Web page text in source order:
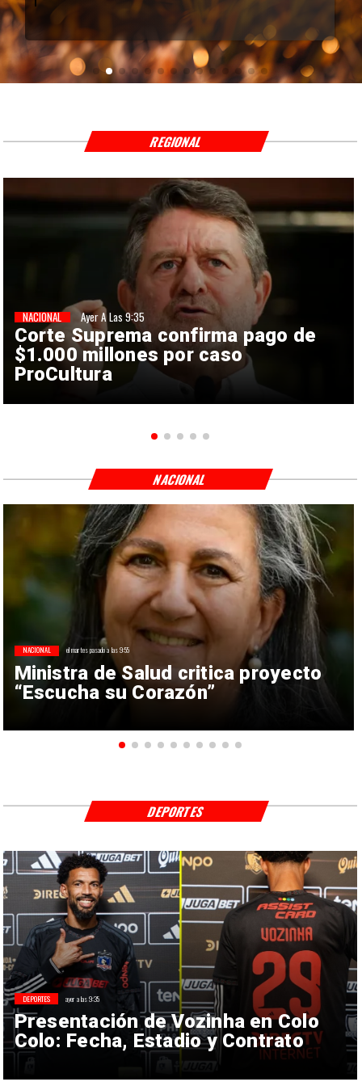
Corte Suprema confirma pago de
$1.000 millones por caso
ProCultura
NACIONAL Ayer A Las 9:35
REGIONAL
Ministra de Salud critica proyecto
“Escucha su Corazón”
NACIONAL el martes pasado a las 9:55
NACIONAL
Presentación de Vozinha en Colo
Colo: Fecha, Estadio y Contrato
DEPORTES ayer a las 9:35
DEPORTES